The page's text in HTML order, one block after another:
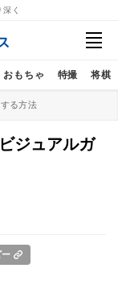
く
おもちゃ 特撮 将棋
る方法
ジュアルガ
ー